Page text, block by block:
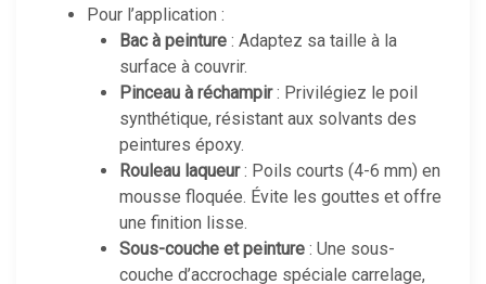
Pour l’application :
Bac à peinture : Adaptez sa taille à la
surface à couvrir.
Pinceau à réchampir: Privilégiez le poil
synthétique, résistant aux solvants des
peintures époxy.
Rouleau laqueur: Poils courts (4-6 mm) en
mousse floquée. Évite les gouttes et offre
une finition lisse.
Sous-couche et peinture : Une sous-
couche d’accrochage spéciale carrelage,